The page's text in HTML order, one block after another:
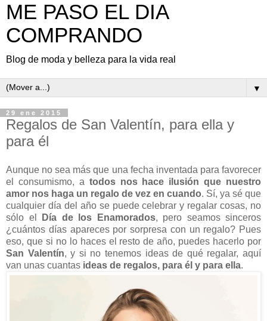
ME PASO EL DIA
COMPRANDO
Blog de moda y belleza para la vida real
▼
29 ene 2015
Regalos de San Valentín, para ella y
para él
Aunque no sea más que una fecha inventada para favorecer
el consumismo, a todos nos hace ilusión que nuestro
amor nos haga un regalo de vez en cuando. Sí, ya sé que
cualquier día del año se puede celebrar y regalar cosas, no
sólo el
Día de los Enamorados, pero seamos sinceros
¿cuántos días apareces por sorpresa con un regalo? Pues
eso, que si no lo haces el resto de año, puedes hacerlo por
San Valentín, y si no tenemos ideas de qué regalar, aquí
van unas cuantas ideas de regalos, para él y para ella.